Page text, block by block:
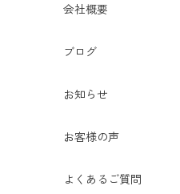
会社概要
ブログ
お知らせ
お客様の声
よくあるご質問